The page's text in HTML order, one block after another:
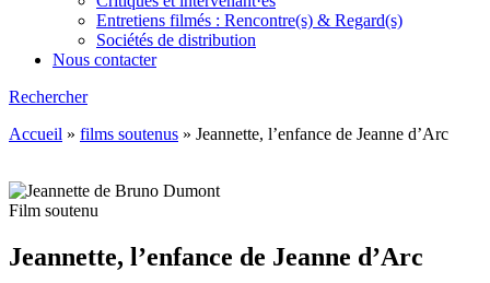
Entretiens filmés : Rencontre(s) & Regard(s)
Sociétés de distribution
Nous contacter
Rechercher
Accueil » films soutenus » Jeannette, l’enfance de Jeanne d’Arc
Film soutenu
Jeannette, l’enfance de Jeanne d’Arc